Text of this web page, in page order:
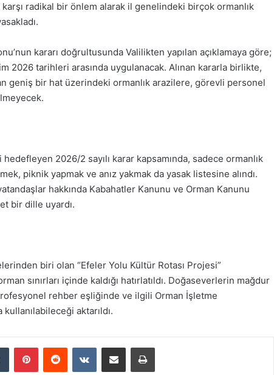
radikal bir önlem alarak il genelindeki birçok ormanlık
kararı doğrultusunda Valilikten yapılan açıklamaya göre;
2026 tarihleri arasında uygulanacak. Alınan kararla birlikte,
geniş bir hat üzerindeki ormanlık arazilere, görevli personel
2026/2 sayılı karar kapsamında, sadece ormanlık
piknik yapmak ve anız yakmak da yasak listesine alındı.
hakkında Kabahatler Kanunu ve Orman Kanunu
bir dille uyardı.
biri olan “Efeler Yolu Kültür Rotası Projesi”
sınırları içinde kaldığı hatırlatıldı. Doğaseverlerin mağdur
rehber eşliğinde ve ilgili Orman İşletme
aktarıldı.